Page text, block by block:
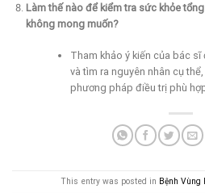
Làm thế nào để kiểm tra sức khỏe
không mong muốn?
Tham khảo ý kiến của bác
và tìm ra nguyên nhân cụ
phương pháp điều trị phù
This entry was posted in Bệnh Vùng